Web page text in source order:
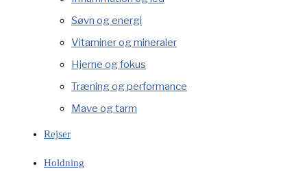
Søvn og energi
Vitaminer og mineraler
Hjerne og fokus
Træning og performance
Mave og tarm
Rejser
Holdning